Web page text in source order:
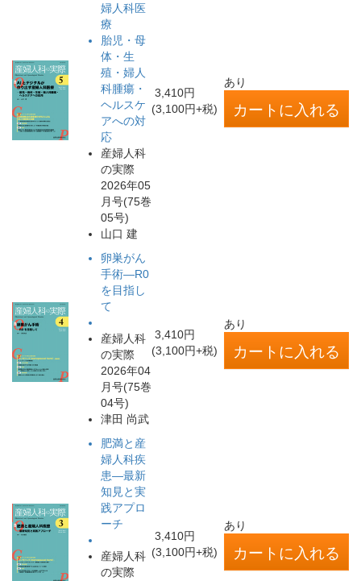
婦人科医
療
胎児・母
体・生
殖・婦人
科腫瘍・
ヘルスケ
アへの対
応
産婦人科
の実際
2026年05
月号(75巻
05号)
山口 建
3,410円
(3,100円+税)
あり
卵巣がん
手術―R0
を目指し
て
産婦人科
の実際
2026年04
月号(75巻
04号)
津田 尚武
3,410円
(3,100円+税)
あり
肥満と産
婦人科疾
患―最新
知見と実
践アプロ
ーチ
産婦人科
の実際
3,410円
(3,100円+税)
あり